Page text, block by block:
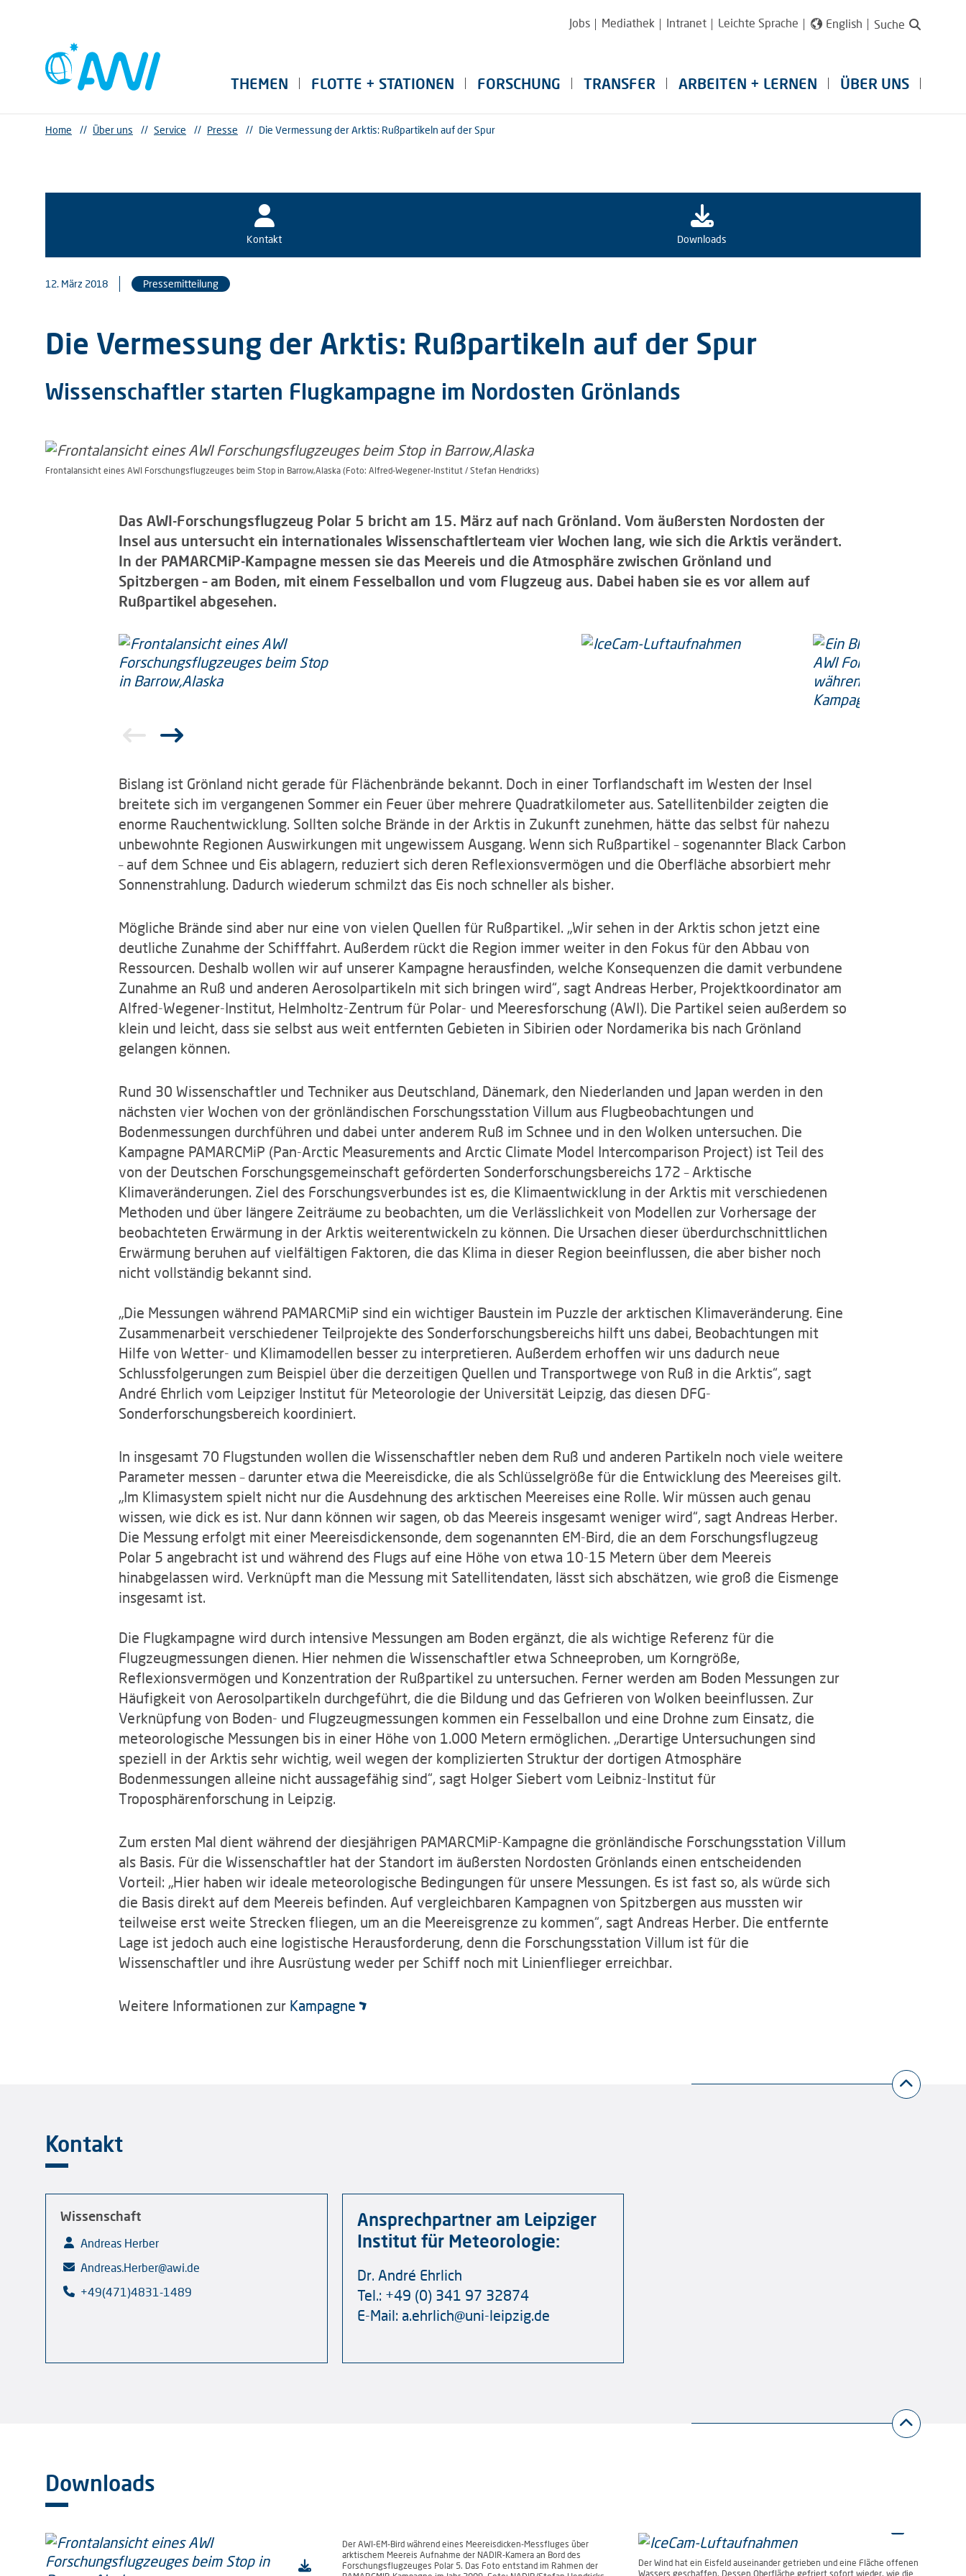
Jobs Mediathek Intranet Leichte Sprache English Suche
THEMEN FLOTTE + STATIONEN FORSCHUNG TRANSFER ARBEITEN + LERNEN ÜBER UNS
Home // Über uns // Service // Presse // Die Vermessung der Arktis: Rußpartikeln auf der Spur
Kontakt Downloads
12. März 2018 Pressemitteilung
Die Vermessung der Arktis: Rußpartikeln auf der Spur
Wissenschaftler starten Flugkampagne im Nordosten Grönlands
Frontalansicht eines AWI Forschungsflugzeuges beim Stop in Barrow,Alaska (Foto: Alfred-Wegener-Institut / Stefan Hendricks)
Das AWI-Forschungsflugzeug Polar 5 bricht am 15. März auf nach Grönland. Vom äußersten Nordosten der
Insel aus untersucht ein internationales Wissenschaftlerteam vier Wochen lang, wie sich die Arktis verändert.
In der PAMARCMiP-Kampagne messen sie das Meereis und die Atmosphäre zwischen Grönland und
Spitzbergen – am Boden, mit einem Fesselballon und vom Flugzeug aus. Dabei haben sie es vor allem auf
Rußpartikel abgesehen.
Bislang ist Grönland nicht gerade für Flächenbrände bekannt. Doch in einer Torflandschaft im Westen der Insel
breitete sich im vergangenen Sommer ein Feuer über mehrere Quadratkilometer aus. Satellitenbilder zeigten die
enorme Rauchentwicklung. Sollten solche Brände in der Arktis in Zukunft zunehmen, hätte das selbst für nahezu
unbewohnte Regionen Auswirkungen mit ungewissem Ausgang. Wenn sich Rußpartikel – sogenannter Black Carbon
– auf dem Schnee und Eis ablagern, reduziert sich deren Reflexionsvermögen und die Oberfläche absorbiert mehr
Sonnenstrahlung. Dadurch wiederum schmilzt das Eis noch schneller als bisher.
Mögliche Brände sind aber nur eine von vielen Quellen für Rußpartikel. „Wir sehen in der Arktis schon jetzt eine
deutliche Zunahme der Schifffahrt. Außerdem rückt die Region immer weiter in den Fokus für den Abbau von
Ressourcen. Deshalb wollen wir auf unserer Kampagne herausfinden, welche Konsequenzen die damit verbundene
Zunahme an Ruß und anderen Aerosolpartikeln mit sich bringen wird“, sagt Andreas Herber, Projektkoordinator am
Alfred-Wegener-Institut, Helmholtz-Zentrum für Polar- und Meeresforschung (AWI). Die Partikel seien außerdem so
klein und leicht, dass sie selbst aus weit entfernten Gebieten in Sibirien oder Nordamerika bis nach Grönland
gelangen können.
Rund 30 Wissenschaftler und Techniker aus Deutschland, Dänemark, den Niederlanden und Japan werden in den
nächsten vier Wochen von der grönländischen Forschungsstation Villum aus Flugbeobachtungen und
Bodenmessungen durchführen und dabei unter anderem Ruß im Schnee und in den Wolken untersuchen. Die
Kampagne PAMARCMiP (Pan-Arctic Measurements and Arctic Climate Model Intercomparison Project) ist Teil des
von der Deutschen Forschungsgemeinschaft geförderten Sonderforschungsbereichs 172 – Arktische
Klimaveränderungen. Ziel des Forschungsverbundes ist es, die Klimaentwicklung in der Arktis mit verschiedenen
Methoden und über längere Zeiträume zu beobachten, um die Verlässlichkeit von Modellen zur Vorhersage der
beobachteten Erwärmung in der Arktis weiterentwickeln zu können. Die Ursachen dieser überdurchschnittlichen
Erwärmung beruhen auf vielfältigen Faktoren, die das Klima in dieser Region beeinflussen, die aber bisher noch
nicht vollständig bekannt sind.
„Die Messungen während PAMARCMiP sind ein wichtiger Baustein im Puzzle der arktischen Klimaveränderung. Eine
Zusammenarbeit verschiedener Teilprojekte des Sonderforschungsbereichs hilft uns dabei, Beobachtungen mit
Hilfe von Wetter- und Klimamodellen besser zu interpretieren. Außerdem erhoffen wir uns dadurch neue
Schlussfolgerungen zum Beispiel über die derzeitigen Quellen und Transportwege von Ruß in die Arktis“, sagt
André Ehrlich vom Leipziger Institut für Meteorologie der Universität Leipzig, das diesen DFG-
Sonderforschungsbereich koordiniert.
In insgesamt 70 Flugstunden wollen die Wissenschaftler neben dem Ruß und anderen Partikeln noch viele weitere
Parameter messen – darunter etwa die Meereisdicke, die als Schlüsselgröße für die Entwicklung des Meereises gilt.
„Im Klimasystem spielt nicht nur die Ausdehnung des arktischen Meereises eine Rolle. Wir müssen auch genau
wissen, wie dick es ist. Nur dann können wir sagen, ob das Meereis insgesamt weniger wird“, sagt Andreas Herber.
Die Messung erfolgt mit einer Meereisdickensonde, dem sogenannten EM-Bird, die an dem Forschungsflugzeug
Polar 5 angebracht ist und während des Flugs auf eine Höhe von etwa 10-15 Metern über dem Meereis
hinabgelassen wird. Verknüpft man die Messung mit Satellitendaten, lässt sich abschätzen, wie groß die Eismenge
insgesamt ist.
Die Flugkampagne wird durch intensive Messungen am Boden ergänzt, die als wichtige Referenz für die
Flugzeugmessungen dienen. Hier nehmen die Wissenschaftler etwa Schneeproben, um Korngröße,
Reflexionsvermögen und Konzentration der Rußpartikel zu untersuchen. Ferner werden am Boden Messungen zur
Häufigkeit von Aerosolpartikeln durchgeführt, die die Bildung und das Gefrieren von Wolken beeinflussen. Zur
Verknüpfung von Boden- und Flugzeugmessungen kommen ein Fesselballon und eine Drohne zum Einsatz, die
meteorologische Messungen bis in einer Höhe von 1.000 Metern ermöglichen. „Derartige Untersuchungen sind
speziell in der Arktis sehr wichtig, weil wegen der komplizierten Struktur der dortigen Atmosphäre
Bodenmessungen alleine nicht aussagefähig sind“, sagt Holger Siebert vom Leibniz-Institut für
Troposphärenforschung in Leipzig.
Zum ersten Mal dient während der diesjährigen PAMARCMiP-Kampagne die grönländische Forschungsstation Villum
als Basis. Für die Wissenschaftler hat der Standort im äußersten Nordosten Grönlands einen entscheidenden
Vorteil: „Hier haben wir ideale meteorologische Bedingungen für unsere Messungen. Es ist fast so, als würde sich
die Basis direkt auf dem Meereis befinden. Auf vergleichbaren Kampagnen von Spitzbergen aus mussten wir
teilweise erst weite Strecken fliegen, um an die Meereisgrenze zu kommen“, sagt Andreas Herber. Die entfernte
Lage ist jedoch auch eine logistische Herausforderung, denn die Forschungsstation Villum ist für die
Wissenschaftler und ihre Ausrüstung weder per Schiff noch mit Linienflieger erreichbar.
Weitere Informationen zur Kampagne
Kontakt
Wissenschaft
Andreas Herber
Andreas.Herber@awi.de
+49(471)4831-1489
Ansprechpartner am Leipziger
Institut für Meteorologie:
Dr. André Ehrlich
Tel.: +49 (0) 341 97 32874
E-Mail: a.ehrlich@uni-leipzig.de
Downloads
Der AWI-EM-Bird während eines Meereisdicken-Messfluges über
arktischem Meereis Aufnahme der NADIR-Kamera an Bord des
Forschungsflugzeuges Polar 5. Das Foto entstand im Rahmen der
Der Wind hat ein Eisfeld auseinander getrieben und eine Fläche offenen
Wassers geschaffen. Dessen Oberfläche gefriert sofort wieder, wie die